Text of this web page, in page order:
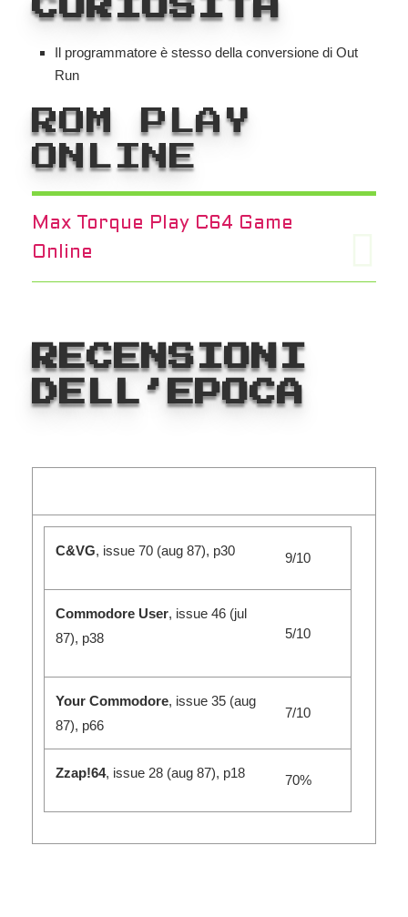
CURIOSITA
Il programmatore è stesso della conversione di Out
Run
ROM PLAY
ONLINE
Max Torque Play C64 Game
Online
RECENSIONI
DE LL’EPOCA
C&VG, issue 70 (aug 87), p30 9/10
Commodore User, issue 46 (jul
87), p38
5/10
Your Commodore, issue 35 (aug
87), p66
7/10
Zzap!64, issue 28 (aug 87), p18 70%